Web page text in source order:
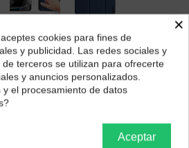
ipad pro 11 2024
recibir tu pedido?
para mostrarte los precios e
correctos para tu región.
×
cookies para fines de
y publicidad. Las redes sociales y
terceros se utilizan para ofrecerte
y anuncios personalizados.
el procesamiento de datos
Aceptar